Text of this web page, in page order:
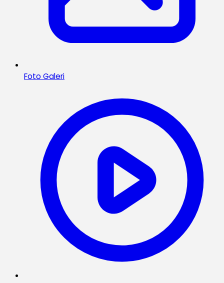
Foto Galeri